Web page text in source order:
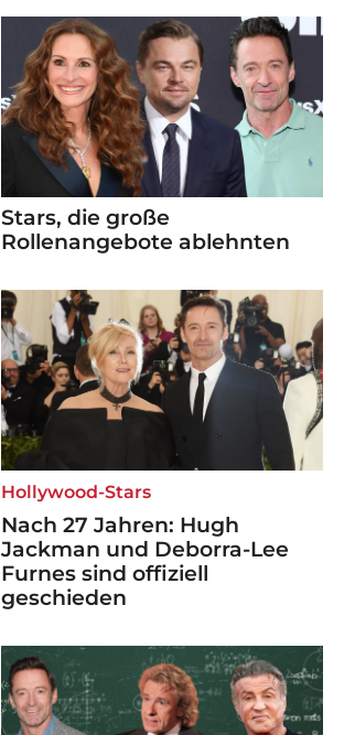
Stars, die große
Rollenangebote ablehnten
Hollywood-Stars
Nach 27 Jahren: Hugh
Jackman und Deborra-Lee
Furnes sind offiziell
geschieden